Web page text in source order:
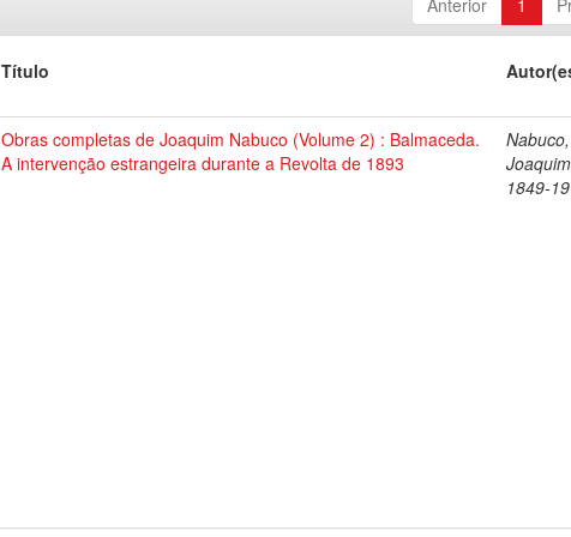
Anterior 1
Título
Obras completas de Joaquim Nabuco (Volume 2) : Balmaceda.
A intervenção estrangeira durante a Revolta de 1893
Nabuco,
1849-